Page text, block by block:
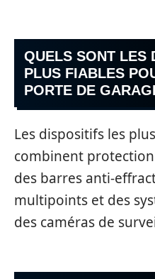
QUELS SONT LES
PLUS FIABLES
PORTE DE
Les dispositifs les
combinent
des barres anti-
multipoints et des
des caméras de